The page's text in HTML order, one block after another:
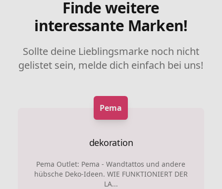
Finde weitere
interessante Marken!
Sollte deine Lieblingsmarke noch nicht
gelistet sein, melde dich einfach bei uns!
Pema
dekoration
Pema Outlet: Pema - Wandtattos und andere
hübsche Deko-Ideen. WIE FUNKTIONIERT DER
LA...